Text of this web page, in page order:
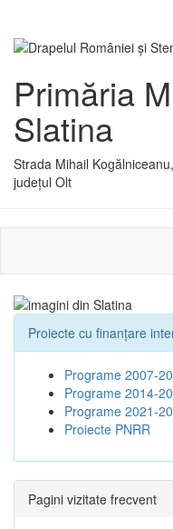
Primăria
Slatina
Strada Mihail
județul Olt
Proiecte cu finanţare
Programe 2007-
Programe 2014-
Programe 2021-
Proiecte PNRR
Pagini vizitate frecvent